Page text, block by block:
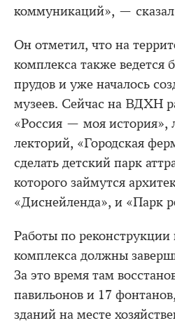
коммуникаций», —
Он отметил, что на
комплекса также ведется
прудов и уже началось
музеев. Сейчас на ВДХН
«Россия — моя история»,
лекторий, «Городская
сделать детский парк
которого займутся
«Диснейленда», и «Парк
Работы по реконструкции
комплекса должны
За это время там
павильонов и 17
зданий на месте